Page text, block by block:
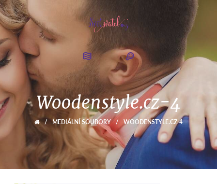
Woodenstyle.cz-4
/ MEDIÁLNÍ SOUBORY / WOODENSTYLE.CZ-4